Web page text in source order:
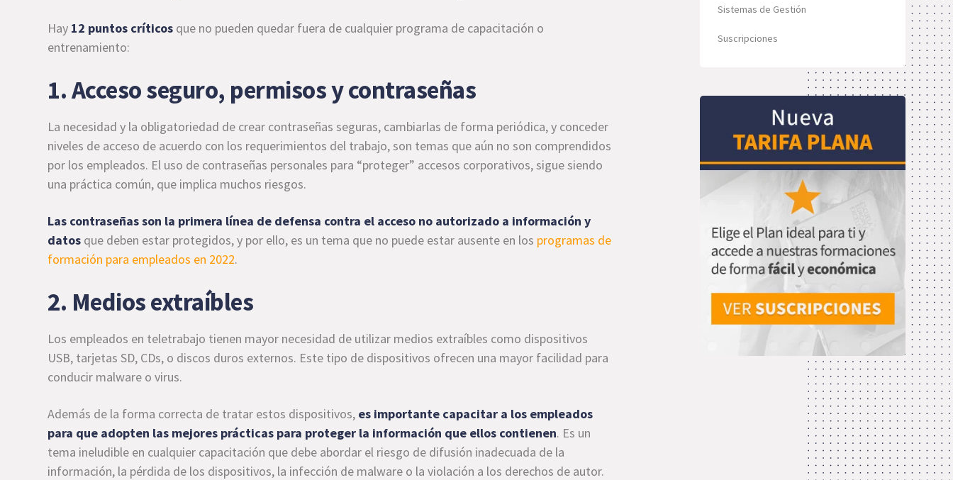
Hay 12 puntos críticos que no pueden quedar fuera de cualquier programa de capacitación o
entrenamiento:
1. Acceso seguro, permisos y contraseñas
La necesidad y la obligatoriedad de crear contraseñas seguras, cambiarlas de forma periódica, y conceder
niveles de acceso de acuerdo con los requerimientos del trabajo, son temas que aún no son comprendidos
por los empleados. El uso de contraseñas personales para “proteger” accesos corporativos, sigue siendo
una práctica común, que implica muchos riesgos.
Las contraseñas son la primera línea de defensa contra el acceso no autorizado a información y
datos que deben estar protegidos, y por ello, es un tema que no puede estar ausente en los programas de
formación para empleados en 2022.
2. Medios extraíbles
Los empleados en teletrabajo tienen mayor necesidad de utilizar medios extraíbles como dispositivos
USB, tarjetas SD, CDs, o discos duros externos. Este tipo de dispositivos ofrecen una mayor facilidad para
conducir malware o virus.
Además de la forma correcta de tratar estos dispositivos, es importante capacitar a los empleados
para que adopten las mejores prácticas para proteger la información que ellos contienen. Es un
tema ineludible en cualquier capacitación que debe abordar el riesgo de difusión inadecuada de la
información, la pérdida de los dispositivos, la infección de malware o la violación a los derechos de autor.
Sistemas de Gestión
Suscripciones